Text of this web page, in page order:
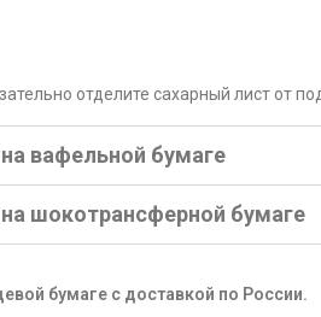
отделите сахарный лист от
вафельной бумаге
шокотрансферной бумаге
бумаге с доставкой по России.